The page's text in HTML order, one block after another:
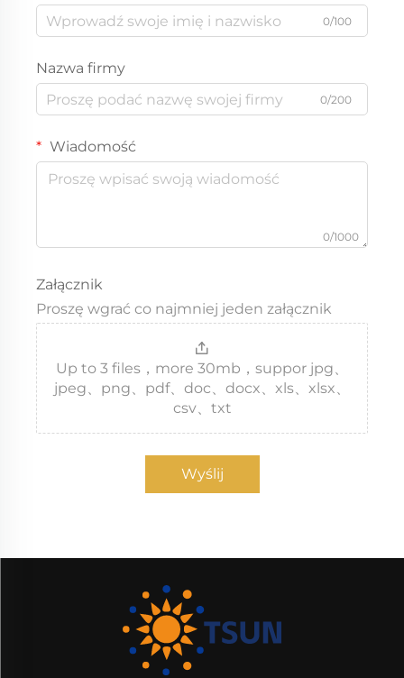
0/100
Nazwa firmy
0/200
Wiadomość
0/1000
Załącznik
Proszę wgrać co najmniej jeden załącznik
Up to 3 files，more 30mb，suppor jpg、
jpeg、png、pdf、doc、docx、xls、xlsx、
csv、txt
Wyślij